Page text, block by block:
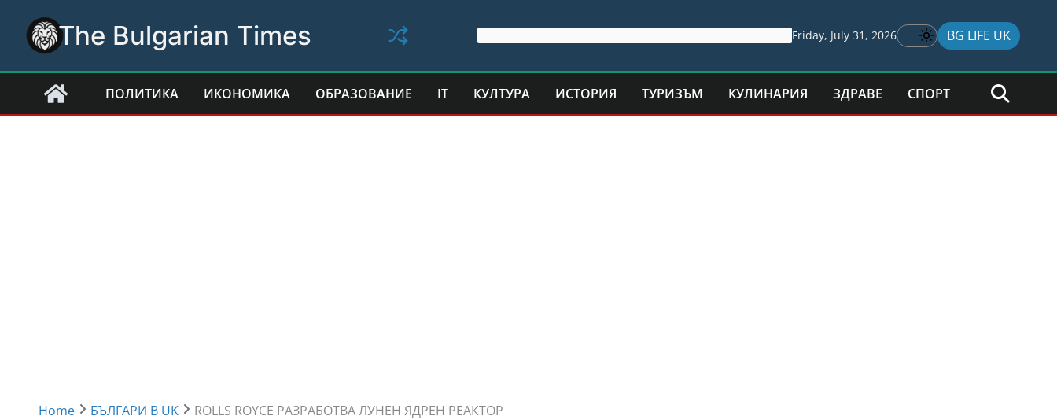
content
The Bulgarian Times Friday, July 31, 2026 BG LIFE UK
ПОЛИТИКА ИКОНОМИКА ОБРАЗОВАНИЕ IT КУЛТУРА ИСТОРИЯ ТУРИЗЪМ КУЛИНАРИЯ ЗДРАВЕ СПОРТ
Home БЪЛГАРИ В UK ROLLS ROYCE РАЗРАБОТВА ЛУНЕН ЯДРЕН РЕАКТОР